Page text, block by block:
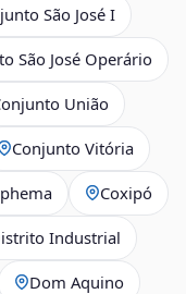
São José I
São José Operário
União
Conjunto Vitória
Coxipó
Industrial
Dom Aquino